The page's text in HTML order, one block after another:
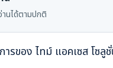
นได้ตามปกติ
ารของ ไทม์ แอคเซส โ